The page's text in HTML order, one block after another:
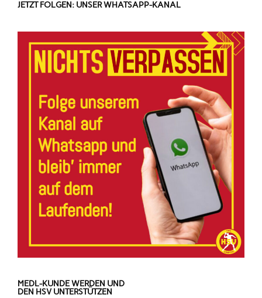
JETZT FOLGEN: UNSER WHATSAPP-KANAL
MEDL-KUNDE WERDEN UND
DEN HSV UNTERSTÜTZEN